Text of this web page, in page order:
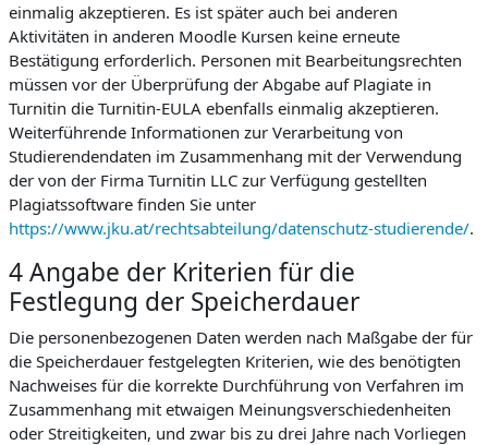
einmalig akzeptieren. Es ist später auch bei anderen
Aktivitäten in anderen Moodle Kursen keine erneute
Bestätigung erforderlich. Personen mit Bearbeitungsrechten
müssen vor der Überprüfung der Abgabe auf Plagiate in
Turnitin die Turnitin-EULA ebenfalls einmalig akzeptieren.
Weiterführende Informationen zur Verarbeitung von
Studierendendaten im Zusammenhang mit der Verwendung
der von der Firma Turnitin LLC zur Verfügung gestellten
Plagiatssoftware finden Sie unter
https://www.jku.at/rechtsabteilung/datenschutz-studierende/.
4 Angabe der Kriterien für die
Festlegung der Speicherdauer
Die personenbezogenen Daten werden nach Maßgabe der für
die Speicherdauer festgelegten Kriterien, wie des benötigten
Nachweises für die korrekte Durchführung von Verfahren im
Zusammenhang mit etwaigen Meinungsverschiedenheiten
oder Streitigkeiten, und zwar bis zu drei Jahre nach Vorliegen